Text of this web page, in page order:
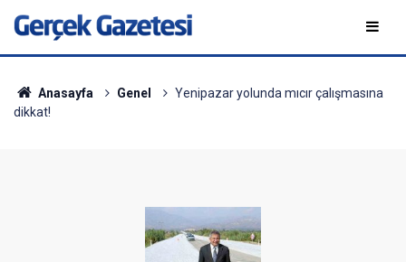
Anasayfa Genel
Yenipazar yolunda mıcır çalışmasına
dikkat!